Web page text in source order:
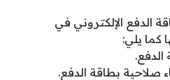
الدفع الإلكتروني في
كما يلي:
صلاحية بطاقة الدفع.